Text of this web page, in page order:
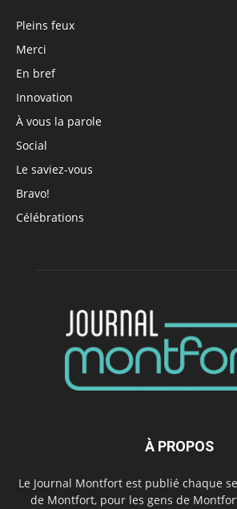
Pleins feux
Merci
En bref
Innovation
À vous la parole
Social
Le saviez-vous
Bravo!
Célébrations
À PROPOS
Le Journal Montfort est publié chaque
de Montfort, pour les gens de